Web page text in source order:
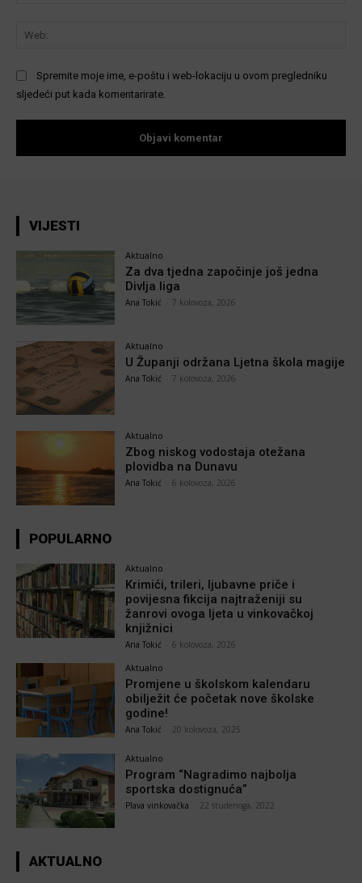
Spremite moje ime, e-poštu i web-lokaciju u ovom pregledniku
sljedeći put kada komentarirate.
VIJESTI
Aktualno
Za dva tjedna započinje još jedna
Divlja liga
Ana Tokić 7 kolovoza, 2026
Aktualno
U Županji održana Ljetna škola magije
Ana Tokić 7 kolovoza, 2026
Aktualno
Zbog niskog vodostaja otežana
plovidba na Dunavu
Ana Tokić 6 kolovoza, 2026
POPULARNO
Aktualno
Krimići, trileri, ljubavne priče i
povijesna fikcija najtraženiji su
žanrovi ovoga ljeta u vinkovačkoj
knjižnici
Ana Tokić 6 kolovoza, 2026
Aktualno
Promjene u školskom kalendaru
obilježit će početak nove školske
godine!
Ana Tokić 20 kolovoza, 2025
Aktualno
Program “Nagradimo najbolja
sportska dostignuća”
Plava vinkovačka 22 studenoga, 2022
AKTUALNO